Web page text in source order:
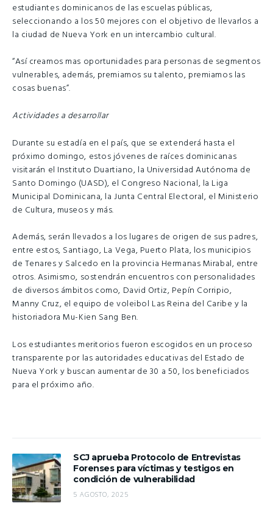
estudiantes dominicanos de las escuelas públicas,
seleccionando a los 50 mejores con el objetivo de llevarlos a
la ciudad de Nueva York en un intercambio cultural.
“Así creamos mas oportunidades para personas de segmentos
vulnerables, además, premiamos su talento, premiamos las
cosas buenas”.
Actividades a desarrollar
Durante su estadía en el país, que se extenderá hasta el
próximo domingo, estos jóvenes de raíces dominicanas
visitarán el Instituto Duartiano, la Universidad Autónoma de
Santo Domingo (UASD), el Congreso Nacional, la Liga
Municipal Dominicana, la Junta Central Electoral, el Ministerio
de Cultura, museos y más.
Además, serán llevados a los lugares de origen de sus padres,
entre estos, Santiago, La Vega, Puerto Plata, los municipios
de Tenares y Salcedo en la provincia Hermanas Mirabal, entre
otros. Asimismo, sostendrán encuentros con personalidades
de diversos ámbitos como, David Ortiz, Pepín Corripio,
Manny Cruz, el equipo de voleibol Las Reina del Caribe y la
historiadora Mu-Kien Sang Ben.
Los estudiantes meritorios fueron escogidos en un proceso
transparente por las autoridades educativas del Estado de
Nueva York y buscan aumentar de 30 a 50, los beneficiados
para el próximo año.
SCJ aprueba Protocolo de Entrevistas
Forenses para víctimas y testigos en
condición de vulnerabilidad
5 AGOSTO, 2025